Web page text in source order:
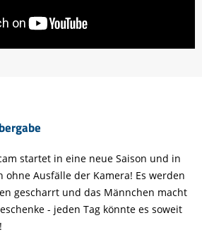
startet in eine neue Saison und in
ohne Ausfälle der Kamera! Es werden
gescharrt und das Männchen macht
- jeden Tag könnte es soweit